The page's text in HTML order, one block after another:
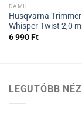
DAMIL
Husqvarna
Whisper Twist 2,0
6 990Ft
LEGUTÓBB